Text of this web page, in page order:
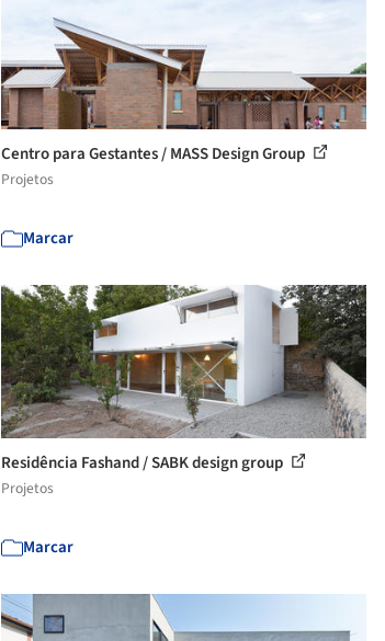
Centro para Gestantes / MASS Design Group
Projetos
Marcar
Residência Fashand / SABK design group
Projetos
Marcar